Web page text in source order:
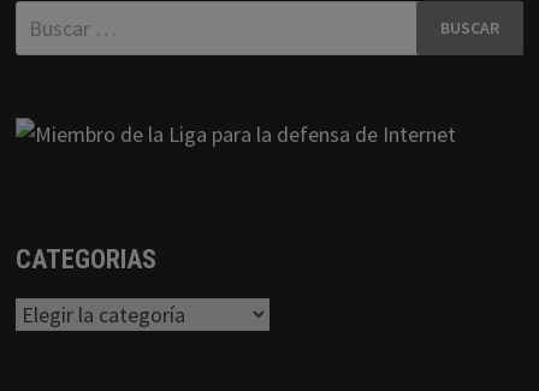
Buscar:
CATEGORIAS
Categorias